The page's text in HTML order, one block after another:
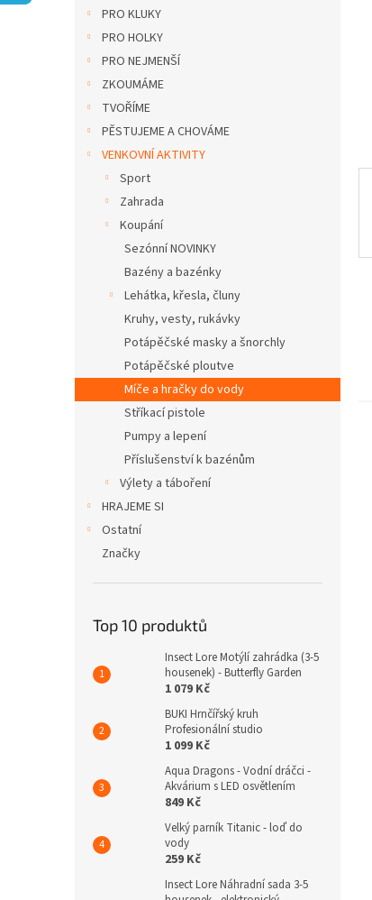
PRO KLUKY
PRO HOLKY
PRO NEJMENŠÍ
ZKOUMÁME
TVOŘÍME
PĚSTUJEME A CHOVÁME
VENKOVNÍ AKTIVITY
Sport
Zahrada
Koupání
Sezónní NOVINKY
Bazény a bazénky
Lehátka, křesla, čluny
Kruhy, vesty, rukávky
Potápěčské masky a šnorchly
Potápěčské ploutve
Míče a hračky do vody
Stříkací pistole
Pumpy a lepení
Příslušenství k bazénům
Výlety a táboření
HRAJEME SI
Ostatní
Značky
Top 10 produktů
Insect Lore Motýlí zahrádka (3-5
housenek) - Butterfly Garden
1 079 Kč
BUKI Hrnčířský kruh
Profesionální studio
1 099 Kč
Aqua Dragons - Vodní dráčci -
Akvárium s LED osvětlením
849 Kč
Velký parník Titanic - loď do
vody
259 Kč
Insect Lore Náhradní sada 3-5